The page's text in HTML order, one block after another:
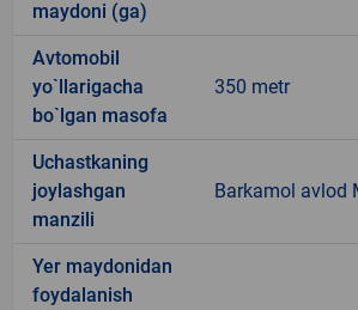
maydoni (ga)
Avtomobil
yo`llarigacha
bo`lgan masofa
350 metr
Uchastkaning
joylashgan
manzili
Barkamol avlod
Yer maydonidan
foydalanish